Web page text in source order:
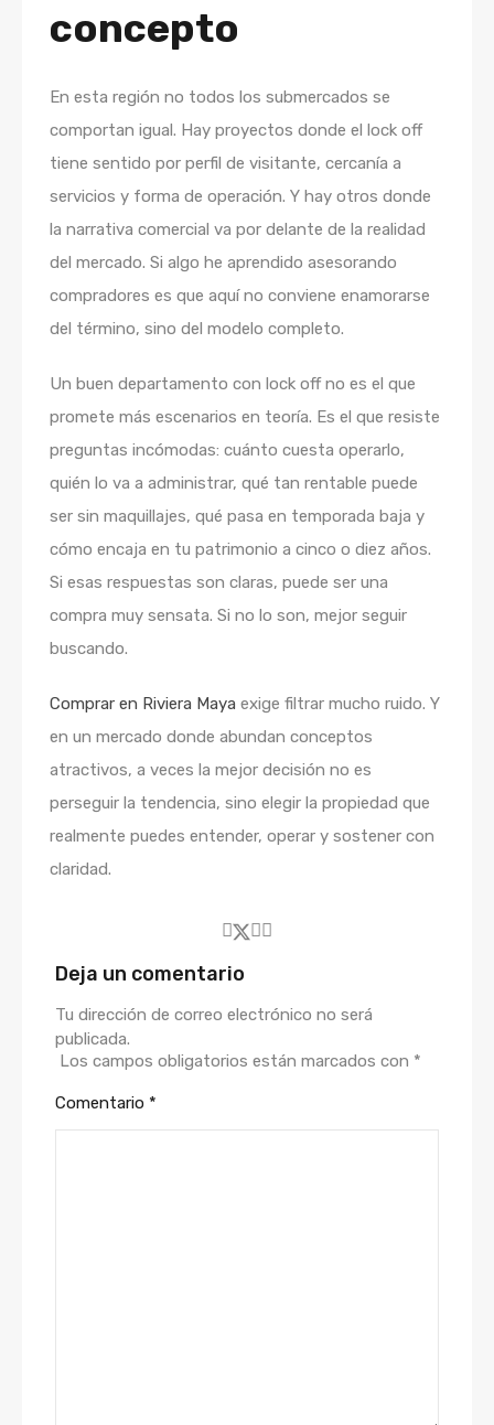
concepto
En esta región no todos los submercados se
comportan igual. Hay proyectos donde el lock off
tiene sentido por perfil de visitante, cercanía a
servicios y forma de operación. Y hay otros donde
la narrativa comercial va por delante de la realidad
del mercado. Si algo he aprendido asesorando
compradores es que aquí no conviene enamorarse
del término, sino del modelo completo.
Un buen departamento con lock off no es el que
promete más escenarios en teoría. Es el que resiste
preguntas incómodas: cuánto cuesta operarlo,
quién lo va a administrar, qué tan rentable puede
ser sin maquillajes, qué pasa en temporada baja y
cómo encaja en tu patrimonio a cinco o diez años.
Si esas respuestas son claras, puede ser una
compra muy sensata. Si no lo son, mejor seguir
buscando.
Comprar en Riviera Maya exige filtrar mucho ruido. Y
en un mercado donde abundan conceptos
atractivos, a veces la mejor decisión no es
perseguir la tendencia, sino elegir la propiedad que
realmente puedes entender, operar y sostener con
claridad.
Deja un comentario
Tu dirección de correo electrónico no será
publicada.
Los campos obligatorios están marcados con *
Comentario *